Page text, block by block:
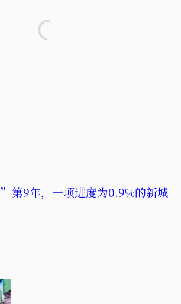
第9年，一项进度为0.9%的新城